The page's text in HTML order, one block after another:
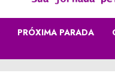
PRÓXIMA PARADA